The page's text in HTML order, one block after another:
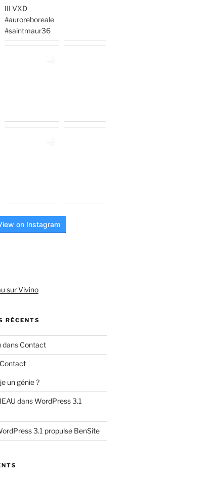
on Instagram
sur Vivino
RÉCENTS
dans Contact
Contact
un génie ?
dansWordPress 3.1
3.1 propulse BenSite